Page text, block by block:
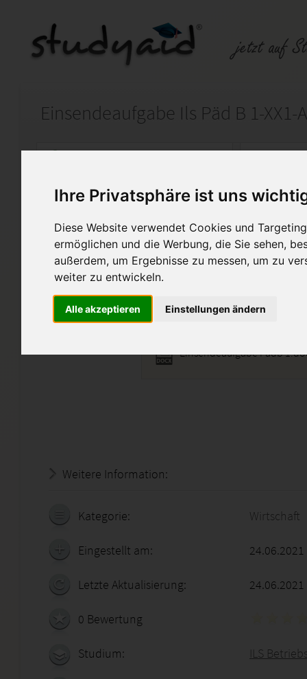
Ihre Privatsphäre ist uns
Diese Website verwendet Cookies und
ermöglichen und die Werbung, die Sie sehen,
außerdem, um Ergebnisse zu messen, um zu
weiter zu entwickeln.
Alle akzeptieren Einstellungen ändern
Einsendeaufgabe Ils Päd B 1-XX1-
Auf StudyAid.de verkaufen
Startseite Wirtschaft
Grundfragen der
Die Arbeit wurde mit einer 1,0
Einsendeaufgabe Pädb
Weitere Information:
Kategorie: Wirtschaft
Eingestellt am:
Letzte Aktualisierung: 24.06.2021
0 Bewertung
Studium: ILS